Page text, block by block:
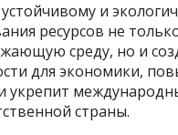
и
ресурсов не
среду, но и
для экономики,
укрепит
страны.